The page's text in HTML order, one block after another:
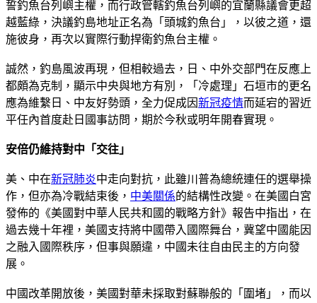
誓釣魚台列嶼主權，而行政管轄釣魚台列嶼的宜蘭縣議會更超
越藍綠，決議釣島地址正名為「頭城釣魚台」，以彼之道，還
施彼身，再次以實際行動捍衛釣魚台主權。
誠然，釣島風波再現，但相較過去，日、中外交部門在反應上
都頗為克制，顯示中央與地方有別，「冷處理」石垣市的更名
應為維繫日、中友好勢頭，全力促成因新冠疫情而延宕的習近
平任內首度赴日國事訪問，期於今秋或明年開春實現。
安倍仍維持對中「交往」
美、中在新冠肺炎中走向對抗，此雖川普為總統連任的選舉操
作，但亦為冷戰結束後， 中美關係的結構性改變。在美國白宮
發佈的《美國對中華人民共和國的戰略方針》報告中指出，在
過去幾十年裡，美國支持將中國帶入國際舞台，冀望中國能因
之融入國際秩序，但事與願違，中國未往自由民主的方向發
展。
中國改革開放後，美國對華未採取對蘇聯般的「圍堵」，而以